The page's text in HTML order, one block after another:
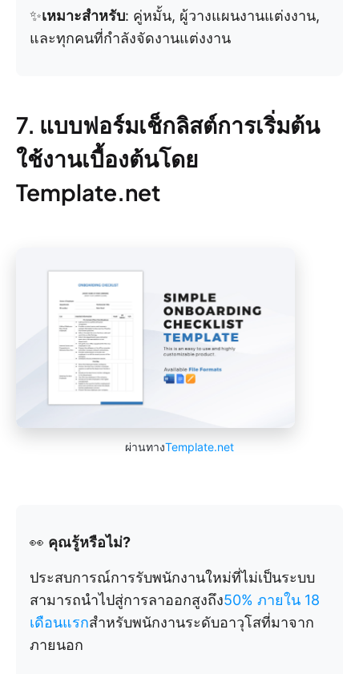
✨เหมาะสำหรับ: คู่หมั้น, ผู้วางแผนงานแต่งงาน,
และทุกคนที่กำลังจัดงานแต่งงาน
7. แบบฟอร์มเช็กลิสต์การเริ่มต้น
ใช้งานเบื้องต้นโดย
Template.net
ผ่านทางTemplate.net
👀 คุณรู้หรือไม่?
ประสบการณ์การรับพนักงานใหม่ที่ไม่เป็นระบบ
สามารถนำไปสู่การลาออกสูงถึง50% ภายใน 18
เดือนแรกสำหรับพนักงานระดับอาวุโสที่มาจาก
ภายนอก